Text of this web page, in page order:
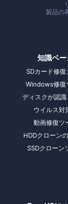
製品の
知識ベー
SDカード修復
Windows修復
ディスクが認識
ウイルス対
動画修復ツ
HDDクローン
SSDクローン